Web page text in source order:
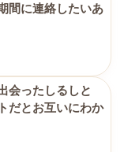
間に連絡したいあ
会ったしるしと
だとお互いにわか